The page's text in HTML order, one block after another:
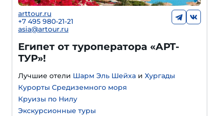
arttour.ru
+7 495 980-21-21
asia@artour.ru
Египет от туроператора «АРТ-
ТУР»!
Лучшие отели Шарм Эль Шейха и Хургады
Курорты Средиземного моря
Круизы по Нилу
Экскурсионные туры